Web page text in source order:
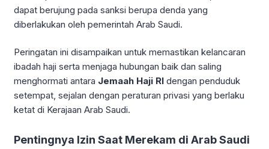
dapat berujung pada sanksi berupa denda yang
diberlakukan oleh pemerintah Arab Saudi.
Peringatan ini disampaikan untuk memastikan kelancaran
ibadah haji serta menjaga hubungan baik dan saling
menghormati antara Jemaah Haji RI dengan penduduk
setempat, sejalan dengan peraturan privasi yang berlaku
ketat di Kerajaan Arab Saudi.
Pentingnya Izin Saat Merekam di Arab Saudi